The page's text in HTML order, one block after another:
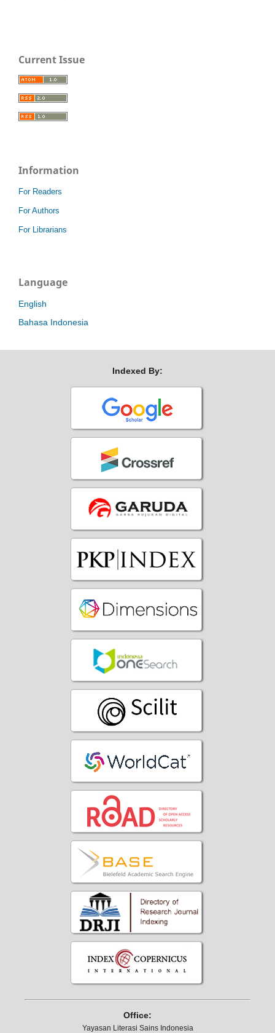
Current Issue
Information
For Readers
For Authors
For Librarians
Language
English
Bahasa Indonesia
Indexed By:
Office:
Yayasan Literasi Sains Indonesia